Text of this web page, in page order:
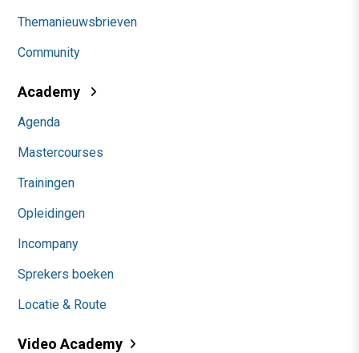
Themanieuwsbrieven
Community
Academy
Agenda
Mastercourses
Trainingen
Opleidingen
Incompany
Sprekers boeken
Locatie & Route
Video Academy